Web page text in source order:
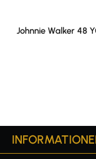
Johnnie Walker 48